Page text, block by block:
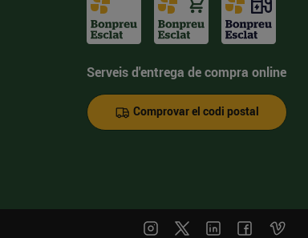
Serveis d'entrega de compra online
Comprovar el codi postal